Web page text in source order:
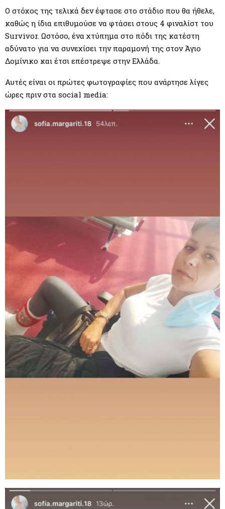
E
N
U
Ο στόχος της τελικά δεν έφτασε στο στάδιο που θα ήθελε,
καθώς η ίδια επιθυμούσε να φτάσει στους 4 φιναλίστ του
Survivor. Ωστόσο, ένα χτύπημα στο πόδι της κατέστη
αδύνατο για να συνεχίσει την παραμονή της στον Άγιο
Δομίνικο και έτσι επέστρεψε στην Ελλάδα.
Αυτές είναι οι πρώτες φωτογραφίες που ανάρτησε λίγες
ώρες πριν στα social media: